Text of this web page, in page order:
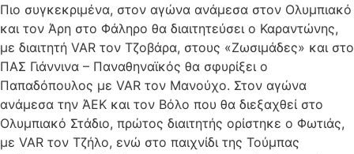
Πιο συγκεκριμένα, στον αγώνα ανάμεσα στον Ολυμπιακό
και τον Άρη στο Φάληρο θα διαιτητεύσει ο Καραντώνης,
με διαιτητή VAR τον Τζοβάρα, στους «Ζωσιμάδες» και στο
ΠΑΣ Γιάννινα – Παναθηναϊκός θα σφυρίξει ο
Παπαδόπουλος με VAR τον Μανούχο. Στον αγώνα
ανάμεσα την ΆΕΚ και τον Βόλο που θα διεξαχθεί στο
Ολυμπιακό Στάδιο, πρώτος διαιτητής ορίστηκε ο Φωτιάς,
με VAR τον Τζήλο, ενώ στο παιχνίδι της Τούμπας